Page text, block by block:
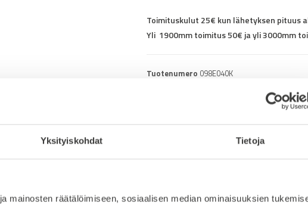
Yksityiskohdat Tietoja
mainosten räätälöimiseen, sosiaalisen median ominaisuuksien
Toimituskulut 25€ kun lähetyksen pituus
Yli 1900mm toimitus 50€ ja yli 3000mm
Tuotenumero 098E040K
muovi
Lataa 3D-tiedosto (Step-tiedosto)